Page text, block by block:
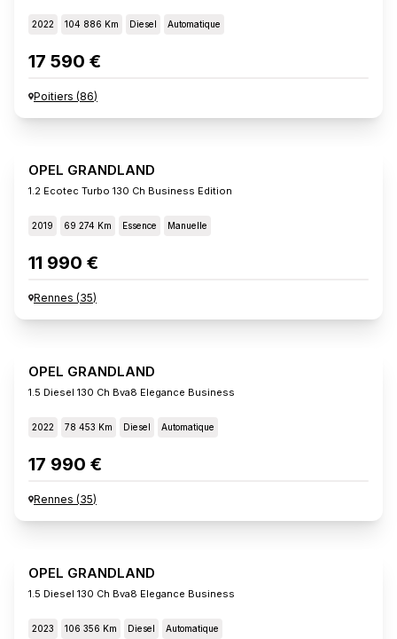
2022 104 886 Km Diesel Automatique
17 590 €
Poitiers (86)
OPEL GRANDLAND
1.2 Ecotec Turbo 130 Ch Business Edition
2019 69 274 Km Essence Manuelle
11 990 €
Rennes (35)
OPEL GRANDLAND
1.5 Diesel 130 Ch Bva8 Elegance Business
2022 78 453 Km Diesel Automatique
17 990 €
Rennes (35)
OPEL GRANDLAND
1.5 Diesel 130 Ch Bva8 Elegance Business
2023 106 356 Km Diesel Automatique